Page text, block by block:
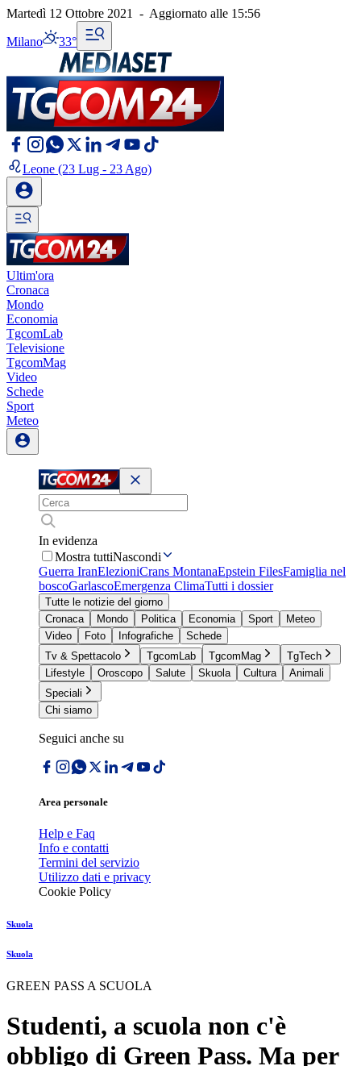
Martedì 12 Ottobre 2021 - Aggiornato alle 15:56
Milano 33°
Leone (23 Lug - 23 Ago)
Ultim'ora
Cronaca
Mondo
Economia
TgcomLab
Televisione
TgcomMag
Video
Schede
Sport
Meteo
In evidenza
Mostra tuttiNascondi
Guerra IranElezioniCrans MontanaEpstein FilesFamiglia nel
boscoGarlascoEmergenza ClimaTutti i dossier
Tutte le notizie del giorno
Cronaca
Mondo Politica Economia Sport
Meteo
Video
Foto Infografiche
Schede
Tv & Spettacolo
TgcomLab TgcomMag
TgTech
Lifestyle
Oroscopo Salute Skuola Cultura
Animali
Speciali
Chi siamo
Seguici anche su
Area personale
Help e Faq
Info e contatti
Termini del servizio
Utilizzo dati e privacy
Cookie Policy
Skuola
Skuola
GREEN PASS A SCUOLA
Studenti, a scuola non c'è
obbligo di Green Pass. Ma per